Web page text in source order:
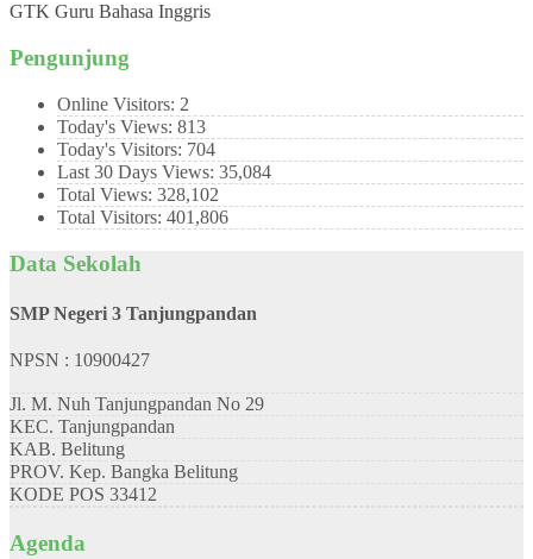
GTK Guru Bahasa Inggris
Pengunjung
Online Visitors: 2
Today's Views: 813
Today's Visitors: 704
Last 30 Days Views: 35,084
Total Views: 328,102
Total Visitors: 401,806
Data Sekolah
SMP Negeri 3 Tanjungpandan
NPSN : 10900427
Jl. M. Nuh Tanjungpandan No 29
KEC. Tanjungpandan
KAB. Belitung
PROV. Kep. Bangka Belitung
KODE POS 33412
Agenda